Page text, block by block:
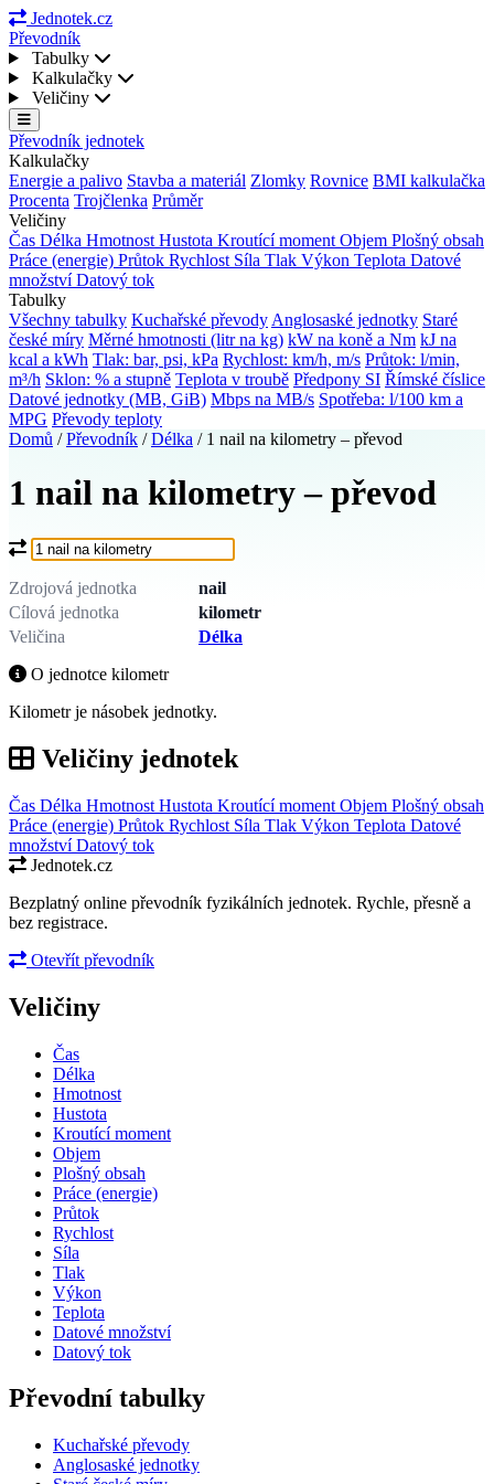
Jednotek.cz
Převodník
Tabulky
Kalkulačky
Veličiny
Převodník jednotek
Kalkulačky
Energie a palivo Stavba a materiál Zlomky Rovnice BMI kalkulačka
Procenta Trojčlenka Průměr
Veličiny
Čas Délka Hmotnost Hustota Kroutící moment Objem Plošný obsah
Práce (energie) Průtok Rychlost Síla Tlak Výkon Teplota Datové
množstvíDatový tok
Tabulky
Všechny tabulky Kuchařské převody Anglosaské jednotky Staré
české míry Měrné hmotnosti (litr na kg) kW na koně a Nm kJ na
kcal a kWh Tlak: bar, psi, kPa Rychlost: km/h, m/s Průtok: l/min,
m³/h Sklon: % a stupně Teplota v troubě Předpony SI Římské číslice
Datové jednotky (MB, GiB) Mbps na MB/s Spotřeba: l/100 km a
MPG Převody teploty
Domů / Převodník / Délka / 1 nail na kilometry – převod
1 nail na kilometry – převod
Co chcete převést?
Zdrojová jednotka
nail
Cílová jednotka
kilometr
Veličina
Délka
O jednotce kilometr
Kilometr je násobek jednotky.
Veličiny jednotek
Čas Délka Hmotnost Hustota Kroutící moment Objem Plošný obsah
Práce (energie) Průtok Rychlost Síla Tlak Výkon Teplota Datové
množstvíDatový tok
Jednotek.cz
Bezplatný online převodník fyzikálních jednotek. Rychle, přesně a
bez registrace.
Otevřít převodník
Veličiny
Čas
Délka
Hmotnost
Hustota
Kroutící moment
Objem
Plošný obsah
Práce (energie)
Průtok
Rychlost
Síla
Tlak
Výkon
Teplota
Datové množství
Datový tok
Převodní tabulky
Kuchařské převody
Anglosaské jednotky